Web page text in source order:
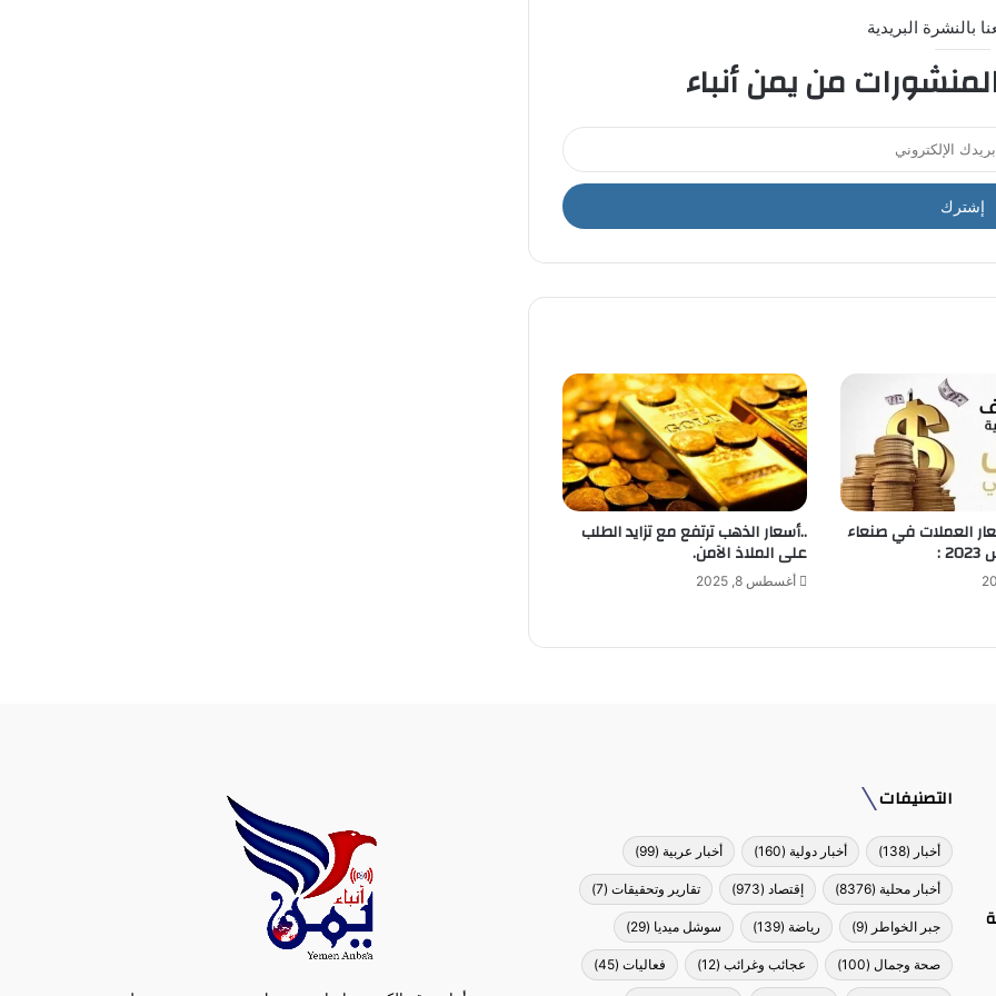
بالنشرة البريدية
من يمن أنباء
العملات في صنعاء ..أسعار الذهب ترتفع مع تزايد الطلب
على الملاذ الآمن.
أغسطس 8, 2025
التصنيفات
أخبار (138) أخبار دولية(160) أخبار عربية(99)
أخبار محلية(8376) إقتصاد(973) تقارير وتحقيقات(7)
جبر الخواطر (9) رياضة(139) سوشل ميديا (29)
صحة وجمال(100) عجائب وغرائب(12) فعاليات(45)